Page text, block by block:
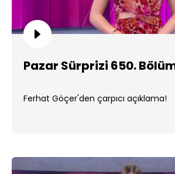
Pazar Sürprizi 650.
Ferhat Göçer'den çarpıcı açıklama!